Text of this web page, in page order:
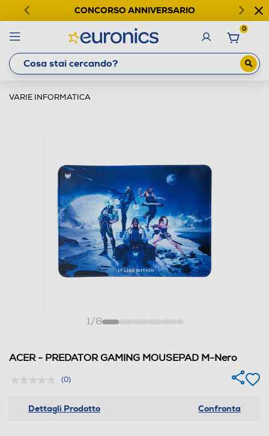
CONCORSO ANNIVERSARIO
0
VARIE INFORMATICA
1/8
ACER - PREDATOR GAMING MOUSEPAD M-Nero
(0)
Dettagli Prodotto Confronta